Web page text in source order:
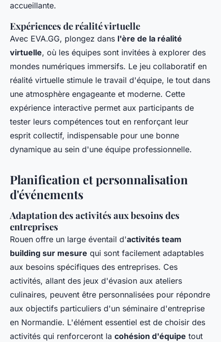
accueillante.
Expériences de réalité virtuelle
Avec EVA.GG, plongez dans l'ère de la réalité
virtuelle, où les équipes sont invitées à explorer des
mondes numériques immersifs. Le jeu collaboratif en
réalité virtuelle stimule le travail d'équipe, le tout dans
une atmosphère engageante et moderne. Cette
expérience interactive permet aux participants de
tester leurs compétences tout en renforçant leur
esprit collectif, indispensable pour une bonne
dynamique au sein d'une équipe professionnelle.
Planification et personnalisation
d'événements
Adaptation des activités aux besoins des
entreprises
Rouen offre un large éventail d'activités team
building sur mesure qui sont facilement adaptables
aux besoins spécifiques des entreprises. Ces
activités, allant des jeux d'évasion aux ateliers
culinaires, peuvent être personnalisées pour répondre
aux objectifs particuliers d'un séminaire d'entreprise
en Normandie. L'élément essentiel est de choisir des
activités qui renforceront la cohésion d'équipe tout